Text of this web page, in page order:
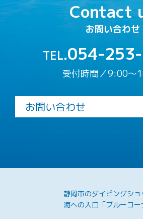
Contact
お問い合わせ
TEL.054-
受付時間／9:00〜
お問い合わせ
静岡市のダイビングシ
海への入口「ブルーコー